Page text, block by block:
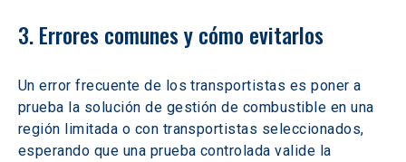
3. Errores comunes y cómo evitarlos
Un error frecuente de los transportistas es poner a
prueba la solución de gestión de combustible en una
región limitada o con transportistas seleccionados,
esperando que una prueba controlada valide la